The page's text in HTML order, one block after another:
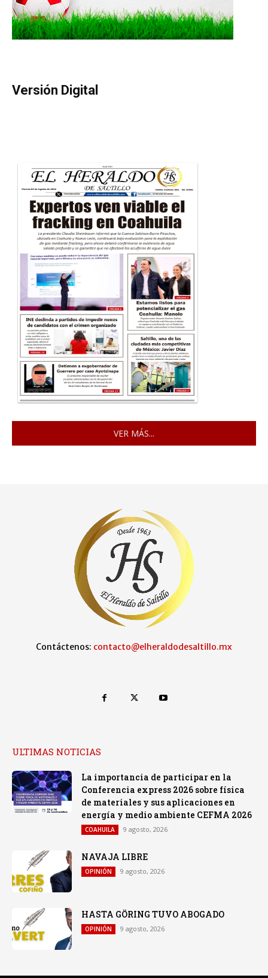
Versión Digital
VER MÁS...
Contáctenos: contacto@elheraldodesaltillo.mx
ULTIMAS NOTICIAS
La importancia de participar en la
Conferencia express 2026 sobre física
de materiales y sus aplicaciones en
energía y medio ambiente CEFMA 2026
COAHUILA 9 agosto, 2026
NAVAJA LIBRE
OPINIÓN 9 agosto, 2026
HASTA GÖRING TUVO ABOGADO
OPINIÓN 9 agosto, 2026